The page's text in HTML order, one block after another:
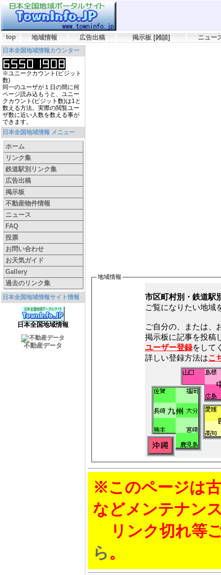
top 地域情報 広告出稿 掲示板 [雑談] ニュー
日本全国地域情報カウンター
※ユニークカウント(ビジット
数)
同一のユーザが１日の間に何
ページ読み込もうと、ユニー
クカウント(ビジット数)は1と
数える方法。実際の閲覧ユー
ザ数に近い人数を数える事が
できます。
日本全国地域情報 メニュー
ホーム
リンク集
鉄道駅別リンク集
広告出稿
掲示板
不動産物件情報
ニュース
FAQ
投票
お問い合わせ
お天気ガイド
Gallery
過去のリンク集
日本全国地域情報サイト情報
日本全国地域情報
不動産データ
地域情報
市区町村別・鉄道駅
ご覧になりたい地域
ご自分の、または、
ユーザー登録をして
詳しい登録方法はこ
※このページは
などメンテナン
リンク切れ等
ら。